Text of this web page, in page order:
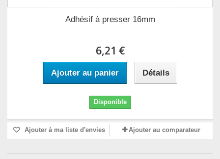
Adhésif à presser 16mm
6,21 €
Ajouter au panier Détails
Disponible
Ajouter à ma liste d'envies Ajouter au comparateur